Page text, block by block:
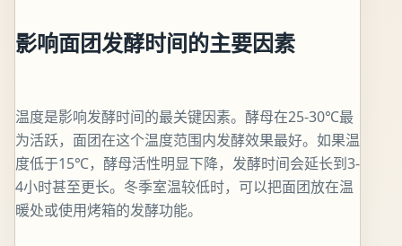
影响面团发酵时间的主要因素
温度是影响发酵时间的最关键因素。酵母在25-30℃最
为活跃，面团在这个温度范围内发酵效果最好。如果温
度低于15℃，酵母活性明显下降，发酵时间会延长到3-
4小时甚至更长。冬季室温较低时，可以把面团放在温
暖处或使用烤箱的发酵功能。